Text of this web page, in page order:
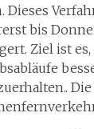
bis
Ziel ist